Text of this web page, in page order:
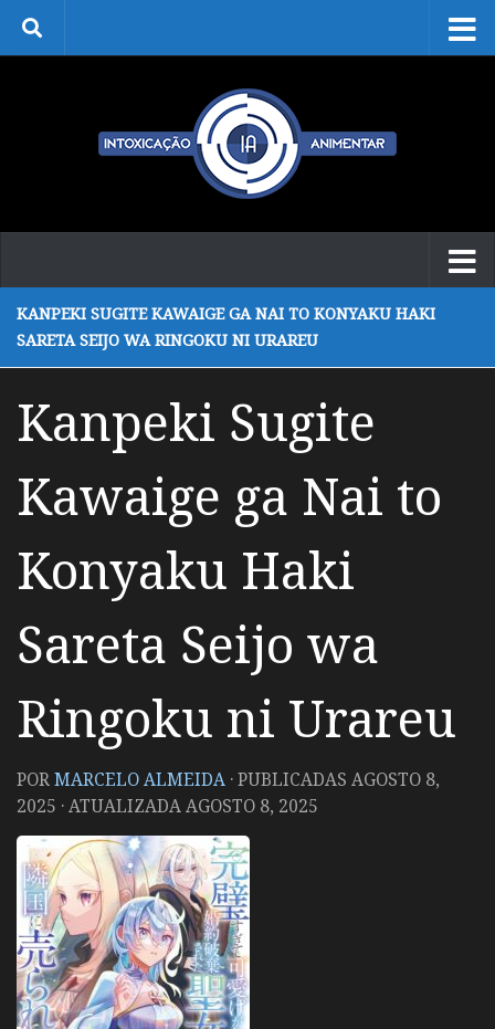
Skip to content
KANPEKI SUGITE KAWAIGE GA NAI TO KONYAKU HAKI
SARETA SEIJO WA RINGOKU NI URAREU
Kanpeki Sugite
Kawaige ga Nai to
Konyaku Haki
Sareta Seijo wa
Ringoku ni Urareu
PORMARCELO ALMEIDA · PUBLICADAS AGOSTO 8,
2025 · ATUALIZADAAGOSTO 8, 2025